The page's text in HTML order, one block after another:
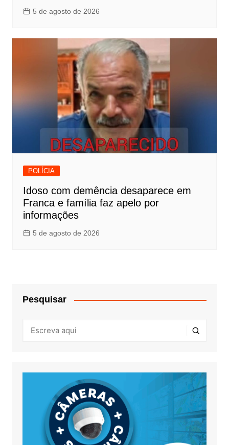
5 de agosto de 2026
POLÍCIA
Idoso com demência desaparece em
Franca e família faz apelo por
informações
5 de agosto de 2026
Pesquisar